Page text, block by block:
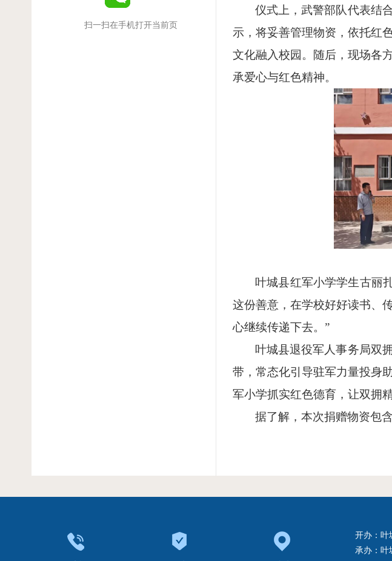
扫一扫在手机打开当前页
仪式上，武警部队代表结
示，将妥善管理物资，依托红
文化融入校园。随后，现场各
承爱心与红色精神。
叶城县红军小学学生古丽
这份善意，在学校好好读书、
心继续传递下去。”
叶城县退役军人事务局双
带，常态化引导驻军力量投身
军小学抓实红色德育，让双拥
据了解，本次捐赠物资包
开办：叶
承办：叶